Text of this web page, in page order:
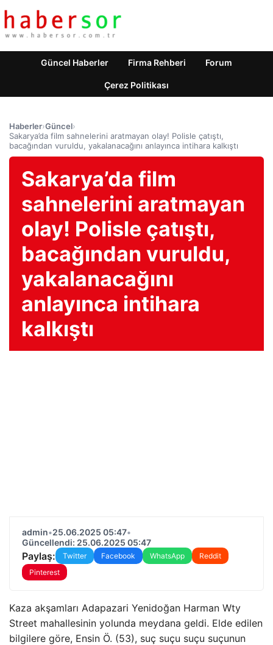
Güncel Haberler Firma Rehberi Forum
Çerez Politikası
Haberler›Güncel›
Sakarya’da film sahnelerini aratmayan olay! Polisle çatıştı,
bacağından vuruldu, yakalanacağını anlayınca intihara kalkıştı
Sakarya’da film
sahnelerini aratmayan
olay! Polisle çatıştı,
bacağından vuruldu,
yakalanacağını
anlayınca intihara
kalkıştı
admin•25.06.2025 05:47•
Güncellendi: 25.06.2025 05:47
Paylaş: Twitter Facebook WhatsApp
Reddit
Pinterest
Kaza akşamları Adapazari Yenidoğan Harman Wty
Street mahallesinin yolunda meydana geldi. Elde edilen
bilgilere göre, Ensin Ö. (53), suç suçu suçu suçunun